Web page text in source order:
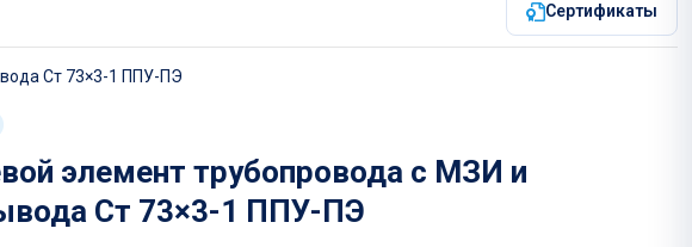
Сертификаты
Ст 73×3-1 ППУ-ПЭ
элемент трубопровода с МЗИ и
Ст 73×3-1 ППУ-ПЭ